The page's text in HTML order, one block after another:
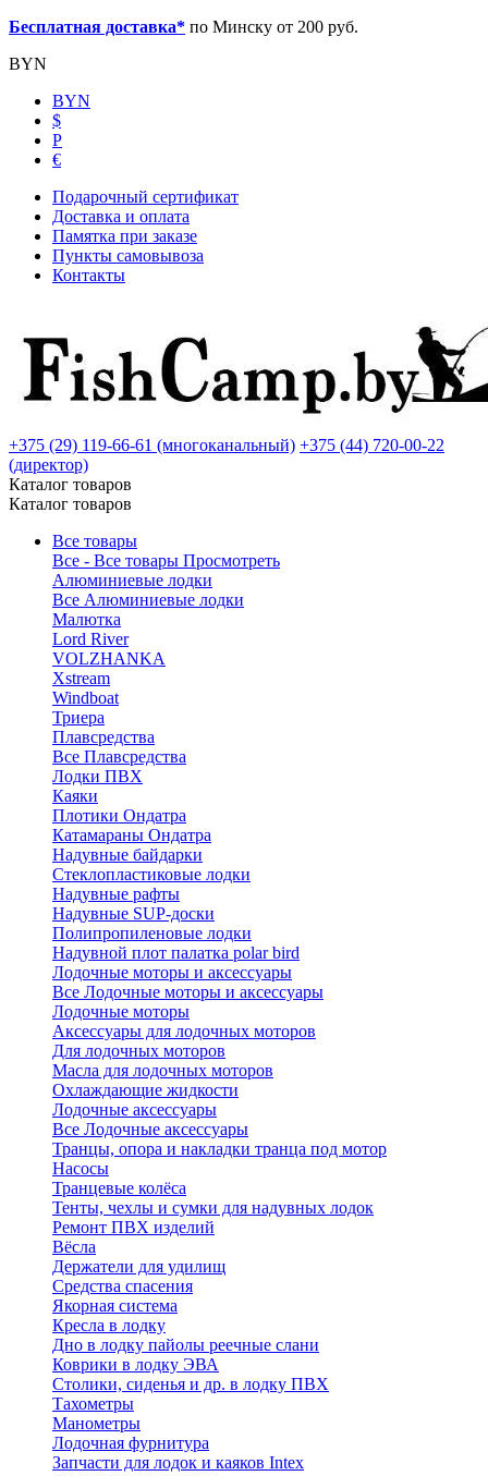
Бесплатная доставка* по Минску от 200 руб.
BYN
BYN
$
Р
€
Подарочный сертификат
Доставка и оплата
Памятка при заказе
Пункты самовывоза
Контакты
+375 (29) 119-66-61 (многоканальный) +375 (44) 720-00-22
(директор)
Каталог товаров
Каталог товаров
Все товары
Все - Все товары Просмотреть
Алюминиевые лодки
Все Алюминиевые лодки
Малютка
Lord River
VOLZHANKA
Xstream
Windboat
Триера
Плавсредства
Все Плавсредства
Лодки ПВХ
Каяки
Плотики Ондатра
Катамараны Ондатра
Надувные байдарки
Стеклопластиковые лодки
Надувные рафты
Надувные SUP-доски
Полипропиленовые лодки
Надувной плот палатка polar bird
Лодочные моторы и аксессуары
Все Лодочные моторы и аксессуары
Лодочные моторы
Аксессуары для лодочных моторов
Для лодочных моторов
Масла для лодочных моторов
Охлаждающие жидкости
Лодочные аксессуары
Все Лодочные аксессуары
Транцы, опора и накладки транца под мотор
Насосы
Транцевые колёса
Тенты, чехлы и сумки для надувных лодок
Ремонт ПВХ изделий
Вёсла
Держатели для удилищ
Средства спасения
Якорная система
Кресла в лодку
Дно в лодку пайолы реечные слани
Коврики в лодку ЭВА
Столики, сиденья и др. в лодку ПВХ
Тахометры
Манометры
Лодочная фурнитура
Запчасти для лодок и каяков Intex